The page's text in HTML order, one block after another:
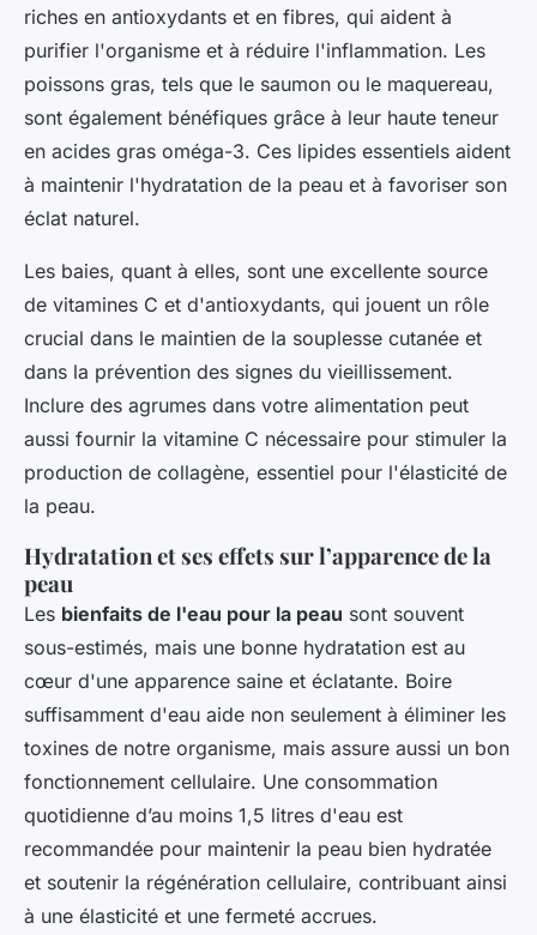
riches en antioxydants et en fibres, qui aident à
purifier l'organisme et à réduire l'inflammation. Les
poissons gras, tels que le saumon ou le maquereau,
sont également bénéfiques grâce à leur haute teneur
en acides gras oméga-3. Ces lipides essentiels aident
à maintenir l'hydratation de la peau et à favoriser son
éclat naturel.
Les baies, quant à elles, sont une excellente source
de vitamines C et d'antioxydants, qui jouent un rôle
crucial dans le maintien de la souplesse cutanée et
dans la prévention des signes du vieillissement.
Inclure des agrumes dans votre alimentation peut
aussi fournir la vitamine C nécessaire pour stimuler la
production de collagène, essentiel pour l'élasticité de
la peau.
Hydratation et ses effets sur l’apparence de la
peau
Les bienfaits de l'eau pour la peau sont souvent
sous-estimés, mais une bonne hydratation est au
cœur d'une apparence saine et éclatante. Boire
suffisamment d'eau aide non seulement à éliminer les
toxines de notre organisme, mais assure aussi un bon
fonctionnement cellulaire. Une consommation
quotidienne d’au moins 1,5 litres d'eau est
recommandée pour maintenir la peau bien hydratée
et soutenir la régénération cellulaire, contribuant ainsi
à une élasticité et une fermeté accrues.